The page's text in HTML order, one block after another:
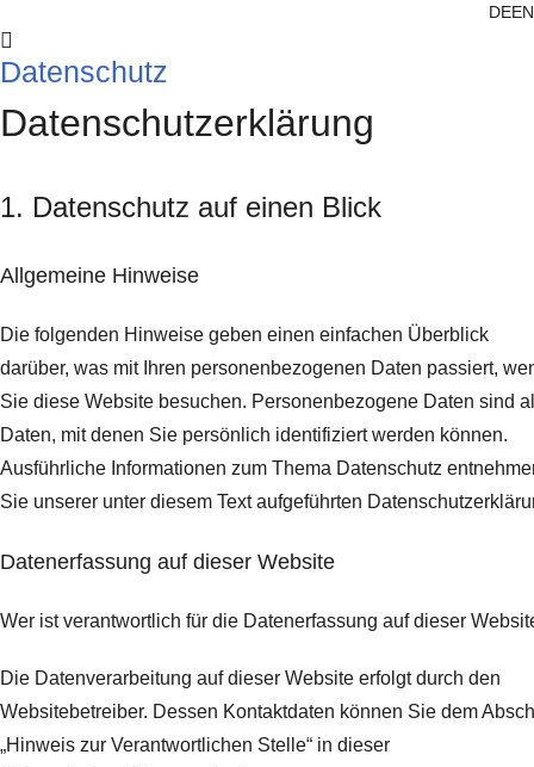
DEEN
Datenschutz
Datenschutz­erklärung
1. Datenschutz auf einen Blick
Allgemeine Hinweise
Die folgenden Hinweise geben einen einfachen Überblick
darüber, was mit Ihren personenbezogenen Daten passiert,
Sie diese Website besuchen. Personenbezogene Daten sind
Daten, mit denen Sie persönlich identifiziert werden können.
Ausführliche Informationen zum Thema Datenschutz
Sie unserer unter diesem Text aufgeführten
Datenerfassung auf dieser Website
Wer ist verantwortlich für die Datenerfassung auf dieser
Die Datenverarbeitung auf dieser Website erfolgt durch den
Websitebetreiber. Dessen Kontaktdaten können Sie dem
„Hinweis zur Verantwortlichen Stelle“ in dieser